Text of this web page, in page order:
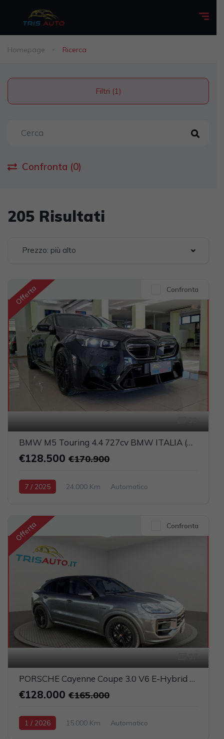
Homepage Ricerca
Filtri (1)
Confronta (0)
205 Risultati
Prezzo: più alto
Offerta Confronta
BMW M5 Touring 4.4 727cv BMW ITALIA (CARBOCERAMICI)
€128.500 €170.900
7 / 2025 24.000 Km
Automatico
4395cc 585CV / 430KW
Offerta Confronta
PORSCHE Cayenne Coupe 3.0 V6 E-Hybrid UFFICIALE ITALIA (TETTO PANORAMICO)
€128.000 €165.000
1 / 2026 15.000 Km
Automatico